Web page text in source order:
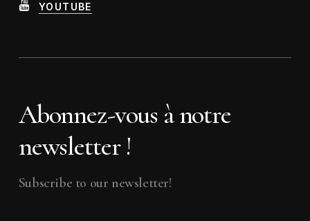
YOUTUBE
Abonnez-vous à notre
newsletter !
Subscribe to our newsletter!